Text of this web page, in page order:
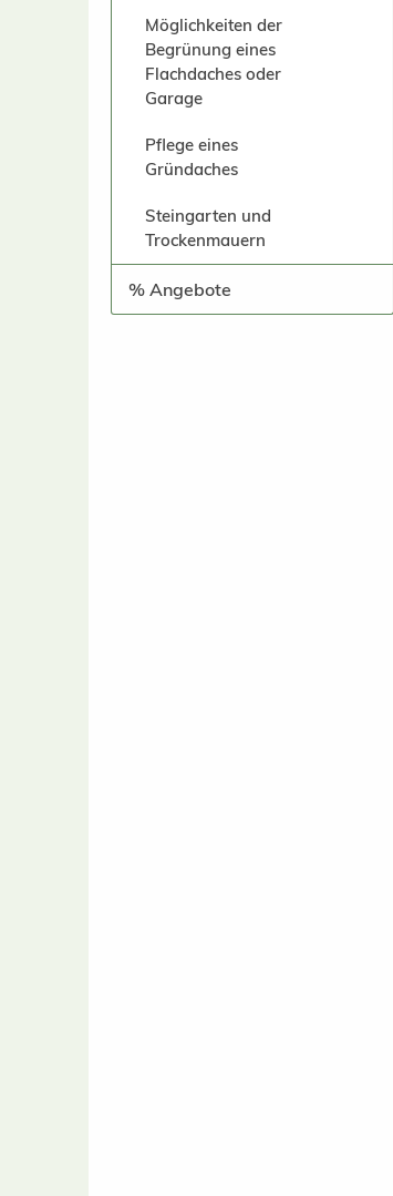
Möglichkeiten der
Begrünung eines
Flachdaches oder
Garage
Pflege eines
Gründaches
Steingarten und
Trockenmauern
% Angebote